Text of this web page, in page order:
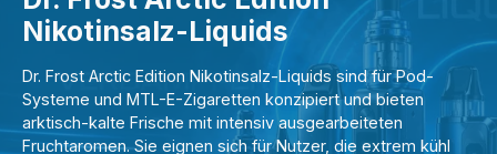
Nikotinsalz-Liquids
Dr. Frost Arctic Edition Nikotinsalz-Liquids sind für Pod-
Systeme und MTL-E-Zigaretten konzipiert und bieten
arktisch-kalte Frische mit intensiv ausgearbeiteten
Fruchtaromen. Sie eignen sich für Nutzer, die extrem kühl